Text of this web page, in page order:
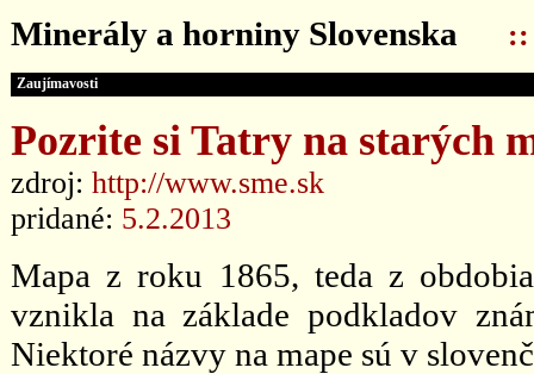
Minerály a horniny Slovenska ::
Zaujímavosti
Pozrite si Tatry na starých
zdroj: http://www.sme.sk
pridané: 5.2.2013
Mapa z roku 1865, teda z
vznikla na základe podkladov
Niektoré názvy na mape sú v